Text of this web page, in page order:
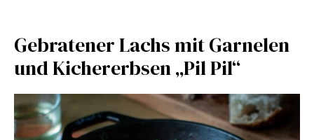
Gebratener Lachs mit Garnelen
und Kichererbsen „Pil Pil“